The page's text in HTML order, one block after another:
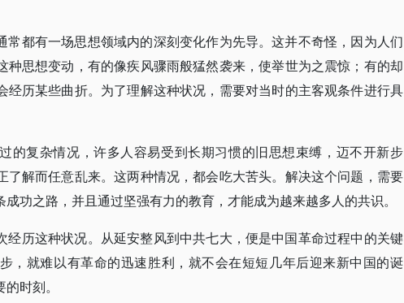
常都有一场思想领域内的深刻变化作为先导。这并不奇怪，因为人们
种思想变动，有的像疾风骤雨般猛然袭来，使举世为之震惊；有的却
经历某些曲折。为了理解这种状况，需要对当时的主客观条件进行具
的复杂情况，许多人容易受到长期习惯的旧思想束缚，迈不开新步
了解而任意乱来。这两种情况，都会吃大苦头。解决这个问题，需要
功之路，并且通过坚强有力的教育，才能成为越来越多人的共识。
经历这种状况。从延安整风到中共七大，便是中国革命过程中的关键
，就难以有革命的迅速胜利，就不会在短短几年后迎来新中国的诞
时刻。